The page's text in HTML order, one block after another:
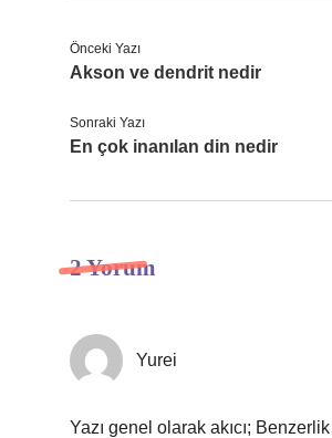
Önceki Yazı
Akson ve dendrit nedir
Sonraki Yazı
En çok inanılan din nedir
2 Yorum
Yurei
Yazı genel olarak akıcı;